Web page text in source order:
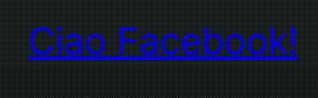
Ciao Facebook!